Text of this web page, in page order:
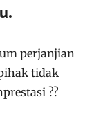
perjanjian
tidak
??